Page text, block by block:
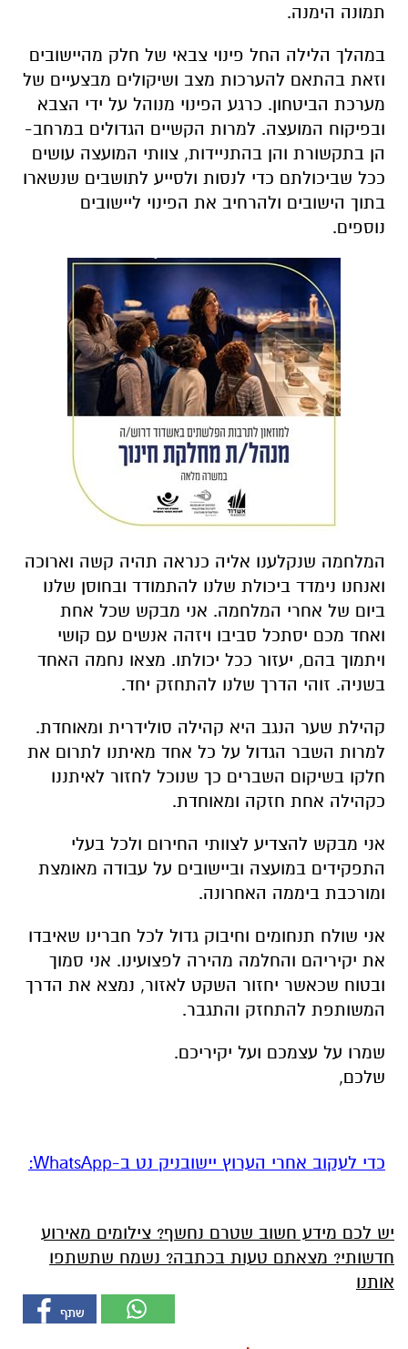
תמונה הימנה.
במהלך הלילה החל פינוי צבאי של חלק מהיישובים
וזאת בהתאם להערכות מצב ושיקולים מבצעיים של
מערכת הביטחון. כרגע הפינוי מנוהל על ידי הצבא
ובפיקוח המועצה. למרות הקשיים הגדולים במרחב-
הן בתקשורת והן בהתניידות, צוותי המועצה עושים
ככל שביכולתם כדי לנסות ולסייע לתושבים שנשארו
בתוך הישובים ולהרחיב את הפינוי ליישובים
נוספים.
המלחמה שנקלענו אליה כנראה תהיה קשה וארוכה
ואנחנו נימדד ביכולת שלנו להתמודד ובחוסן שלנו
ביום של אחרי המלחמה. אני מבקש שכל אחת
ואחד מכם יסתכל סביבו ויזהה אנשים עם קושי
ויתמוך בהם, יעזור ככל יכולתו. מצאו נחמה האחד
בשניה. זוהי הדרך שלנו להתחזק יחד.
קהילת שער הנגב היא קהילה סולידרית ומאוחדת.
למרות השבר הגדול על כל אחד מאיתנו לתרום את
חלקו בשיקום השברים כך שנוכל לחזור לאיתננו
כקהילה אחת חזקה ומאוחדת.
אני מבקש להצדיע לצוותי החירום ולכל בעלי
התפקידים במועצה וביישובים על עבודה מאומצת
ומורכבת ביממה האחרונה.
אני שולח תנחומים וחיבוק גדול לכל חברינו שאיבדו
את יקיריהם והחלמה מהירה לפצועינו. אני סמוך
ובטוח שכאשר יחזור השקט לאזור, נמצא את הדרך
המשותפת להתחזק והתגבר.
שמרו על עצמכם ועל יקיריכם.
שלכם,
‏כדי לעקוב אחרי הערוץ יישובניק נט ב-WhatsApp:‏‏‏
יש לכם מידע חשוב שטרם נחשף? צילומים מאירוע
חדשותי? מצאתם טעות בכתבה? נשמח שתשתפו
אותנו